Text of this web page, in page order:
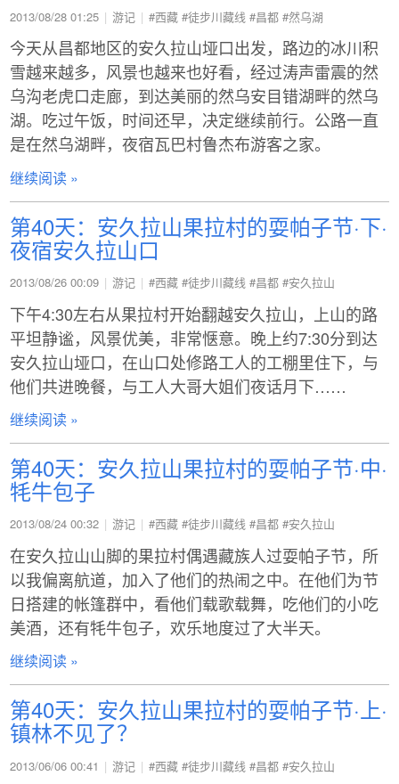
2013/08/28 01:25 游记 #西藏 #徒步川藏线 #昌都 #然乌湖
今天从昌都地区的安久拉山垭口出发，路边的冰川积
雪越来越多，风景也越来也好看，经过涛声雷震的然
乌沟老虎口走廊，到达美丽的然乌安目错湖畔的然乌
湖。吃过午饭，时间还早，决定继续前行。公路一直
是在然乌湖畔，夜宿瓦巴村鲁杰布游客之家。
继续阅读 »
第40天：安久拉山果拉村的耍帕子节·下·
夜宿安久拉山口
2013/08/26 00:09 游记 #西藏 #徒步川藏线 #昌都 #安久拉山
下午4:30左右从果拉村开始翻越安久拉山，上山的路
平坦静谧，风景优美，非常惬意。晚上约7:30分到达
安久拉山垭口，在山口处修路工人的工棚里住下，与
他们共进晚餐，与工人大哥大姐们夜话月下……
继续阅读 »
第40天：安久拉山果拉村的耍帕子节·中·
牦牛包子
2013/08/24 00:32 游记 #西藏 #徒步川藏线 #昌都 #安久拉山
在安久拉山山脚的果拉村偶遇藏族人过耍帕子节，所
以我偏离航道，加入了他们的热闹之中。在他们为节
日搭建的帐篷群中，看他们载歌载舞，吃他们的小吃
美酒，还有牦牛包子，欢乐地度过了大半天。
继续阅读 »
第40天：安久拉山果拉村的耍帕子节·上·
镇林不见了？
2013/06/06 00:41 游记 #西藏 #徒步川藏线 #昌都 #安久拉山